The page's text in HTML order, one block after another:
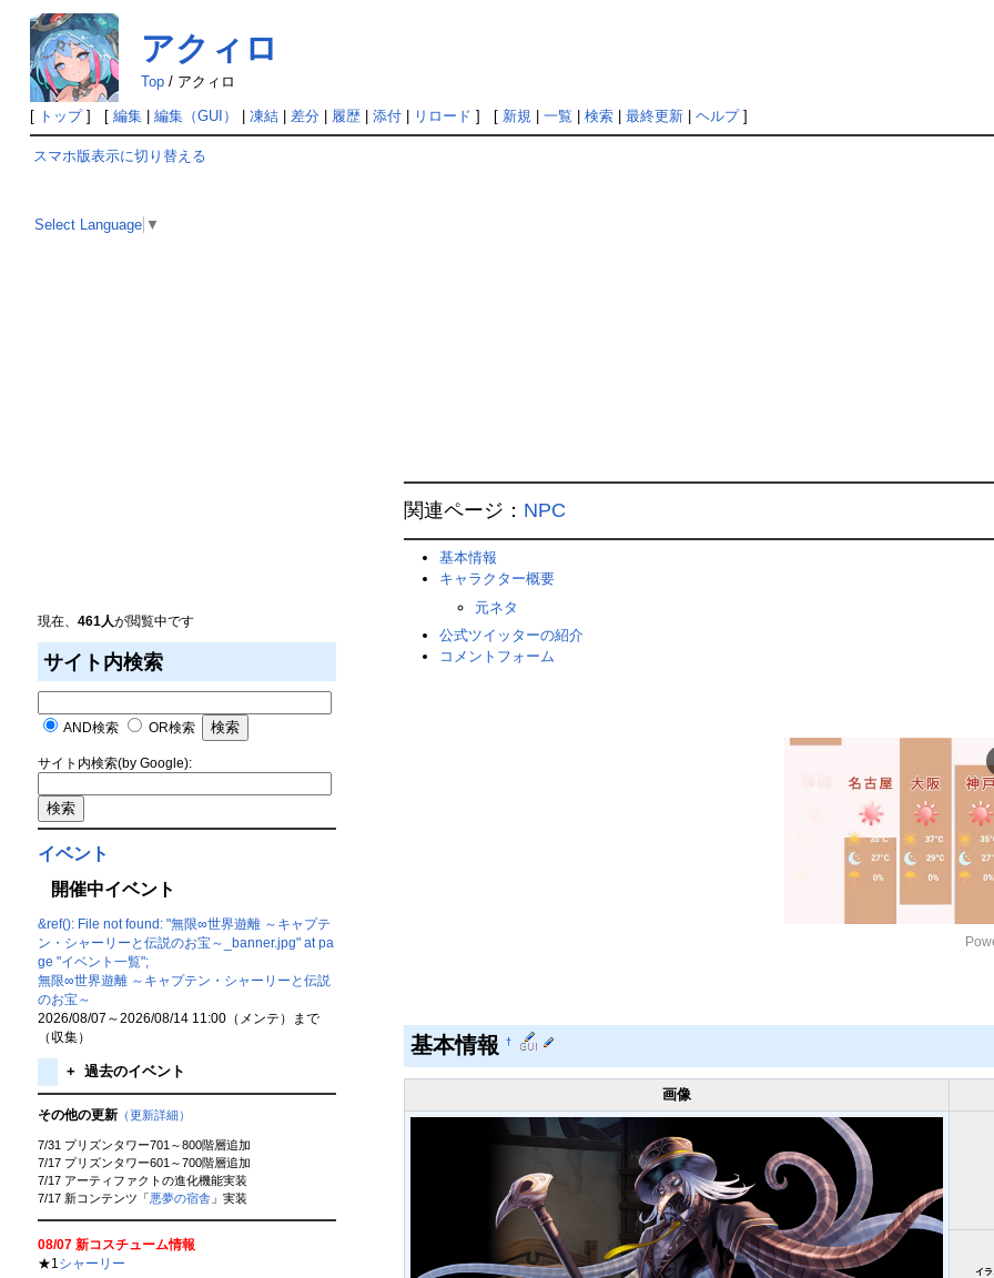
アクィロ
Top/ アクィロ
[ トップ] [ 編集| 編集（GUI） 凍結| 差分| 履歴| 添付| リロード ] [ 新規| 一覧 検索| 最終更新| ヘルプ]
スマホ版表示に切り替える
Select Language ▼
現在、 461人が閲覧中です
サイト内検索
AND検索 OR検索
サイト内検索(by Google):
イベント
開催中イベント
&ref(): File not found: "無限∞世界遊離 ～キャプテ
ン・シャーリーと伝説のお宝～_banner.jpg" at pa
ge "イベント一覧";
無限∞世界遊離 ～キャプテン・シャーリーと伝説
のお宝～
2026/08/07～2026/08/14 11:00（メンテ）まで
（収集）
+ 過去のイベント
その他の更新（更新詳細）
7/31 プリズンタワー701～800階層追加
7/17 プリズンタワー601～700階層追加
7/17 アーティファクトの進化機能実装
7/17 新コンテンツ「 悪夢の宿舎」実装
08/07 新コスチューム情報
★1 シャーリー
関連ページ： NPC
基本情報
キャラクター概要
元ネタ
公式ツイッターの紹介
コメントフォーム
基本情報 †
画像
イ